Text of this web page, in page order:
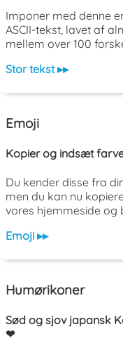
Imponer med denne
ASCII-tekst, lavet af
mellem over 100
Stor tekst ▸▸
Emoji
Kopier og indsæt
Du kender disse fra
men du kan nu
vores hjemmeside og
Emoji ▸▸
Humørikoner
Sød og sjov japansk
❤